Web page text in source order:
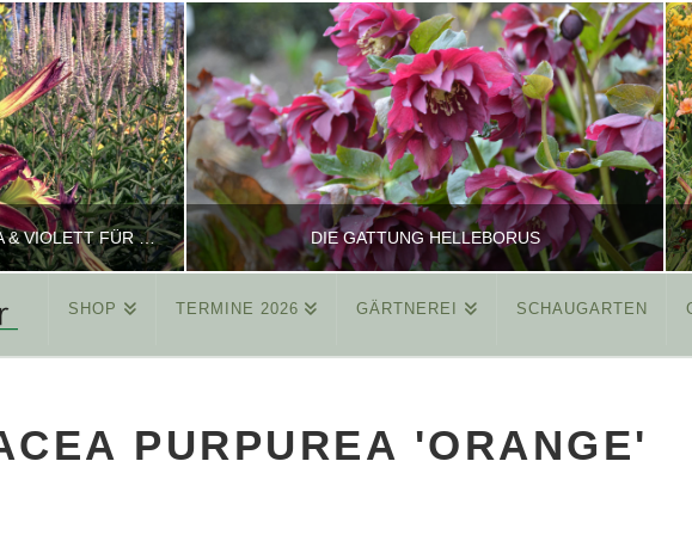
TAGLILIEN NEU ENTDECKT: ROSA & VIOLETT FÜR ROMANTISCHE PFLANZKOMBINATIONEN DIE GATTUNG HELLEBORUS
REINHARD
MÄRZ 26, 2015
SHOP TERMINE 2026 GÄRTNEREI SCHAUGARTEN
PURPUREA 'ORANGE'